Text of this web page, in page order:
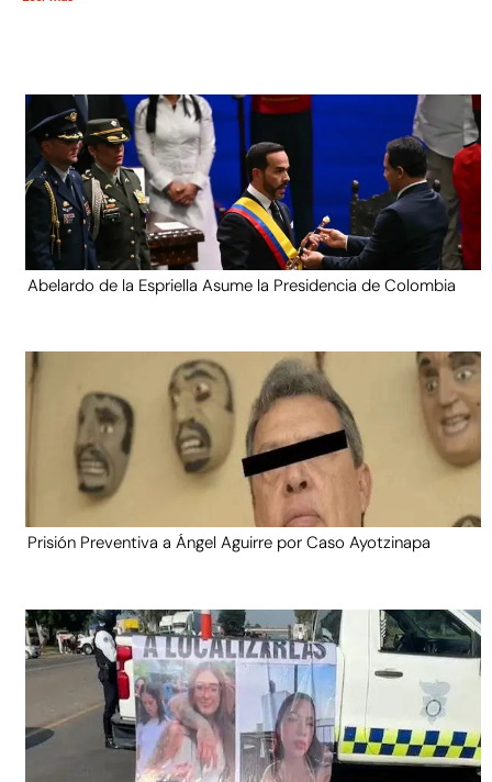
Abelardo de la Espriella Asume la Presidencia de Colombia
Prisión Preventiva a Ángel Aguirre por Caso Ayotzinapa